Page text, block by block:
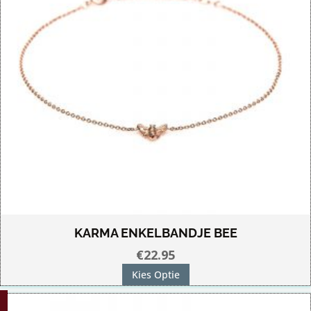
KARMA ENKELBANDJE BEE
€22.95
Kies Optie
product